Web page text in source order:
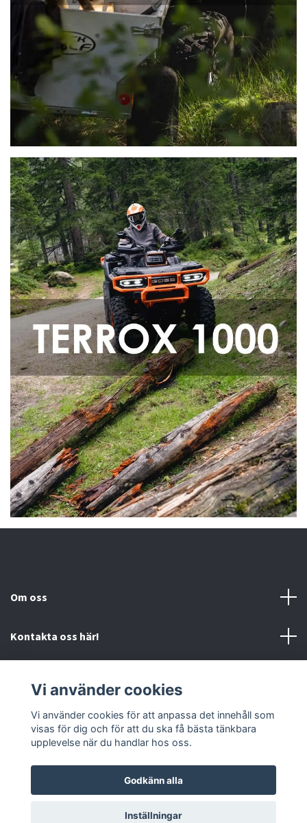
Om oss
Kontakta oss här!
Sociala medier
© 2026 Mc-Butiken
Vi använder cookies
Vi använder cookies för att anpassa det innehåll som
visas för dig och för att du ska få bästa tänkbara
upplevelse när du handlar hos oss.
Godkänn alla
Inställningar